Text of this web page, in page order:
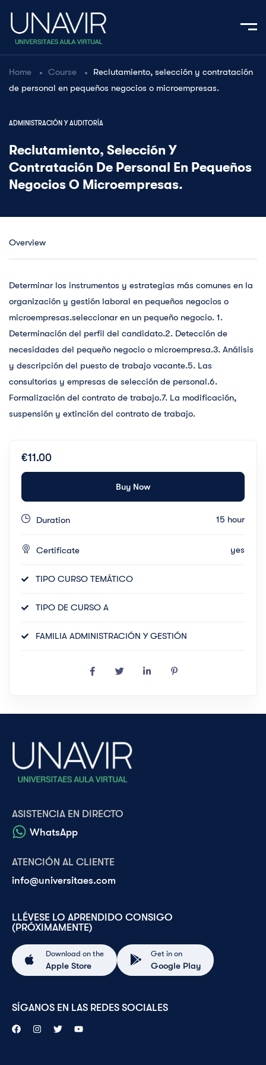
Home Course
Reclutamiento, selección y contratación
de personal en pequeños negocios o microempresas.
ADMINISTRACIÓN Y AUDITORÍA
Reclutamiento, Selección Y
Contratación De Personal En Pequeños
Negocios O Microempresas.
Overview
Determinar los instrumentos y estrategias más comunes en la
organización y gestión laboral en pequeños negocios o
microempresas.seleccionar en un pequeño negocio. 1.
Determinación del perfil del candidato.2. Detección de
necesidades del pequeño negocio o microempresa.3. Análisis
y descripción del puesto de trabajo vacante.5. Las
consultorías y empresas de selección de personal.6.
Formalización del contrato de trabajo.7. La modificación,
suspensión y extinción del contrato de trabajo.
€11.00
Buy Now
Duration 15 hour
Certificate yes
TIPO CURSO TEMÁTICO
TIPO DE CURSO A
FAMILIA ADMINISTRACIÓN Y GESTIÓN
ASISTENCIA EN DIRECTO
WhatsApp
ATENCIÓN AL CLIENTE
info@universitaes.com
LLÉVESE LO APRENDIDO CONSIGO
(PRÓXIMAMENTE)
Download on the
Apple Store
Get in on
Google Play
SÍGANOS EN LAS REDES SOCIALES